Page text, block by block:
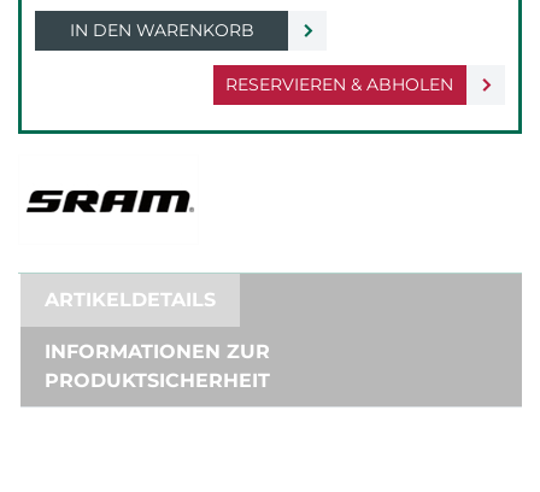
RESERVIEREN & ABHOLEN
IN DEN WARENKORB
ARTIKELDETAILS
INFORMATIONEN ZUR
PRODUKTSICHERHEIT